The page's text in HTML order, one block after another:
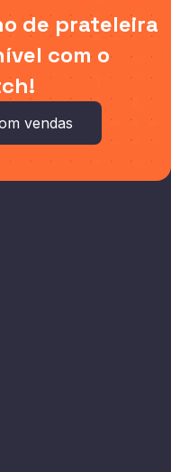
de prateleira
com o
vendas